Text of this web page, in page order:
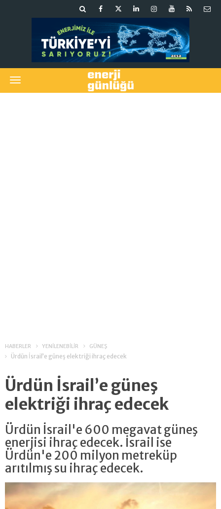
HABERLER YENİLENEBİLİR GÜNEŞ
Ürdün İsrail’e güneş elektriği ihraç edecek
Ürdün İsrail’e güneş
elektriği ihraç edecek
Ürdün İsrail'e 600 megavat güneş
enerjisi ihraç edecek. İsrail ise
Ürdün'e 200 milyon metreküp
arıtılmış su ihraç edecek.